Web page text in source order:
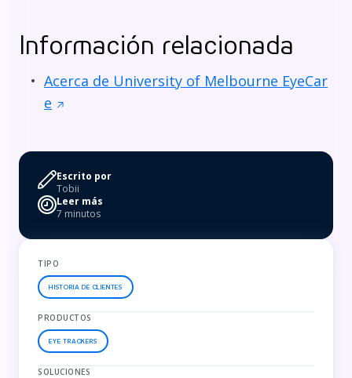
Información relacionada
Acerca de University of Melbourne EyeCar
e
Escrito por
Tobii
Leer más
7 minutos
TIPO
HISTORIA DE CLIENTES
PRODUCTOS
EYE TRACKERS
SOLUCIONES